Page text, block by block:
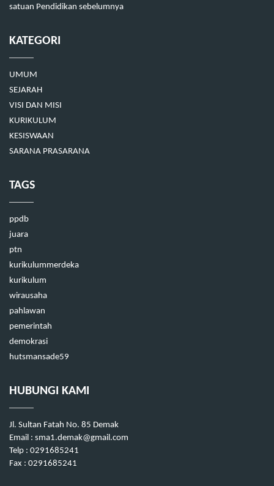
satuan Pendidikan sebelumnya
KATEGORI
UMUM
SEJARAH
VISI DAN MISI
KURIKULUM
KESISWAAN
SARANA PRASARANA
TAGS
ppdb
juara
ptn
kurikulummerdeka
kurikulum
wirausaha
pahlawan
pemerintah
demokrasi
hutsmansade59
HUBUNGI KAMI
Jl. Sultan Fatah No. 85 Demak
Email : sma1.demak@gmail.com
Telp : 0291685241
Fax : 0291685241